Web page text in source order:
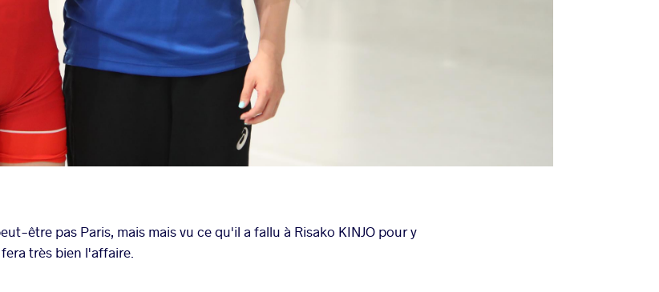
être pas Paris, mais mais vu ce qu'il a fallu à Risako KINJO pour y
très bien l'affaire.